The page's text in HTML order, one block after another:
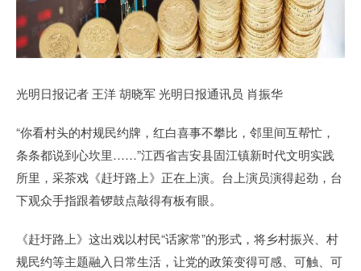
光明日报记者 王洋 胡晓军 光明日报通讯员 肖振华
“你看村头的村规民约牌，红白喜事不攀比，邻里间互帮忙，
条条都说到心坎里……”江西省吉安县固江镇新时代文明实践
所里，采茶戏《赶圩路上》正在上演。台上演员演得起劲，台
下观众手指跟着锣鼓点敲得有板有眼。
《赶圩路上》这出戏以村民“话家常”的形式，将乡村振兴、村
规民约等主题融入日常生活，让党的政策变得可感、可触、可